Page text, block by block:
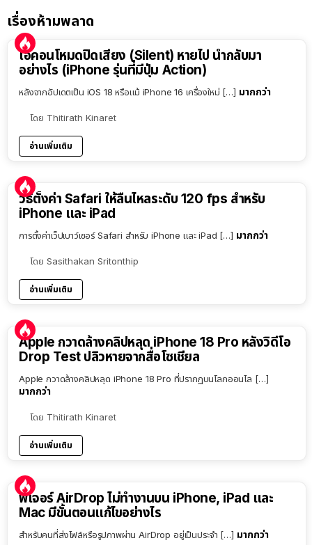
เรื่องห้ามพลาด
ไอคอนโหมดปิดเสียง (Silent) หายไป นำกลับมา
อย่างไร (iPhone รุ่นที่มีปุ่ม Action)
หลังจากอัปเดตเป็น iOS 18 หรือแม้ iPhone 16 เครื่องใหม่ […] มากกว่า
โดย Thitirath Kinaret
อ่านเพิ่มเติม
วิธีตั้งค่า Safari ให้ลื่นไหลระดับ 120 fps สำหรับ
iPhone และ iPad
การตั้งค่าเว็ปเบาว์เซอร์ Safari สำหรับ iPhone และ iPad […] มากกว่า
โดย Sasithakan Sritonthip
อ่านเพิ่มเติม
Apple กวาดล้างคลิปหลุด iPhone 18 Pro หลังวิดีโอ
Drop Test ปลิวหายจากสื่อโซเชียล
Apple กวาดล้างคลิปหลุด iPhone 18 Pro ที่ปรากฏบนโลกออนไล […]
มากกว่า
โดย Thitirath Kinaret
อ่านเพิ่มเติม
ฟีเจอร์ AirDrop ไม่ทำงานบน iPhone, iPad และ
Mac มีขั้นตอนแก้ไขอย่างไร
สำหรับคนที่ส่งไฟล์หรือรูปภาพผ่าน AirDrop อยู่เป็นประจำ […] มากกว่า